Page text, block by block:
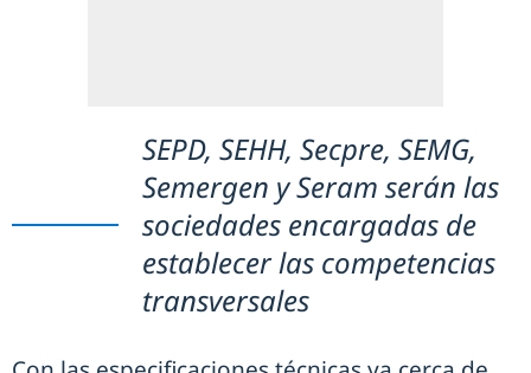
SEPD, SEHH, Secpre, SEMG,
Semergen y Seram serán las
sociedades encargadas de
establecer las competencias
transversales